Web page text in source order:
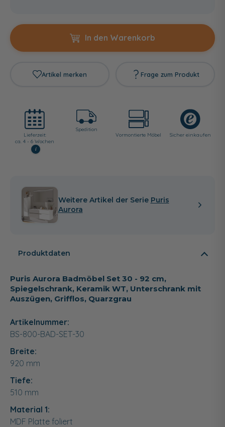
In den Warenkorb
Artikel merken Frage zum Produkt
Lieferzeit:
ca. 4 - 6 Wochen
i
Spedition
Vormontierte Möbel
Sicher einkaufen
Weitere Artikel der Serie Puris
Aurora
Produktdaten
Puris Aurora Badmöbel Set 30 - 92 cm,
Spiegelschrank, Keramik WT, Unterschrank mit
Auszügen, Grifflos, Quarzgrau
Artikelnummer:
BS-800-BAD-SET-30
Breite:
920 mm
Tiefe:
510 mm
Material 1:
MDF Platte foliert